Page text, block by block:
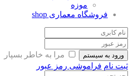
موزه
فروشگاه معماری shop
ورود به سیستم
مرا به خاطر بسپار
ثبت نام فراموشی رمز عبور